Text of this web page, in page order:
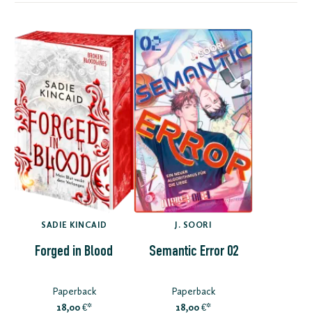
SADIE KINCAID
Forged in Blood
Paperback
18,00 €*
J. SOORI
Semantic Error 02
Paperback
18,00€*